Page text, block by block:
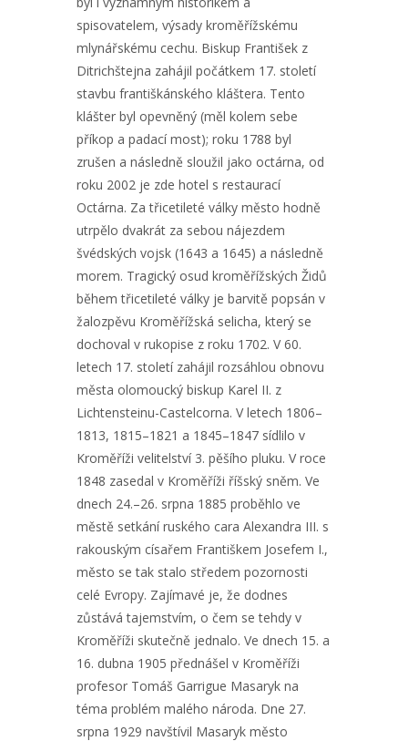
spisovatelem, výsady kroměřížskému
mlynářskému cechu. Biskup František z
Ditrichštejna zahájil počátkem 17. století
stavbu františkánského kláštera. Tento
klášter byl opevněný (měl kolem sebe
příkop a padací most); roku 1788 byl
zrušen a následně sloužil jako octárna, od
roku 2002 je zde hotel s restaurací
Octárna. Za třicetileté války město hodně
utrpělo dvakrát za sebou nájezdem
švédských vojsk (1643 a 1645) a následně
morem. Tragický osud kroměřížských Židů
během třicetileté války je barvitě popsán v
žalozpěvu Kroměřížská selicha, který se
dochoval v rukopise z roku 1702. V 60.
letech 17. století zahájil rozsáhlou obnovu
města olomoucký biskup Karel II. z
Lichtensteinu-Castelcorna. V letech 1806–
1813, 1815–1821 a 1845–1847 sídlilo v
Kroměříži velitelství 3. pěšího pluku. V roce
1848 zasedal v Kroměříži říšský sněm. Ve
dnech 24.–26. srpna 1885 proběhlo ve
městě setkání ruského cara Alexandra III. s
rakouským císařem Františkem Josefem I.,
město se tak stalo středem pozornosti
celé Evropy. Zajímavé je, že dodnes
zůstává tajemstvím, o čem se tehdy v
Kroměříži skutečně jednalo. Ve dnech 15. a
16. dubna 1905 přednášel v Kroměříži
profesor Tomáš Garrigue Masaryk na
téma problém malého národa. Dne 27.
srpna 1929 navštívil Masaryk město